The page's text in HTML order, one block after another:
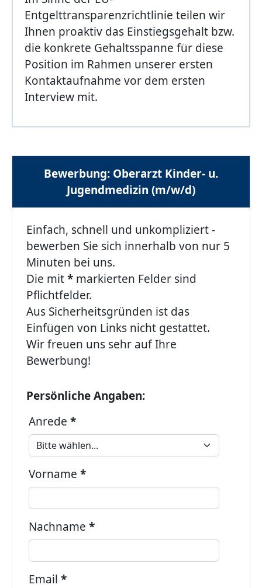
Entgelttransparenzrichtlinie teilen wir
Ihnen proaktiv das Einstiegsgehalt bzw.
die konkrete Gehaltsspanne für diese
Position im Rahmen unserer ersten
Kontaktaufnahme vor dem ersten
Interview mit.
Bewerbung: Oberarzt Kinder- u.
Jugendmedizin (m/w/d)
Einfach, schnell und unkompliziert -
bewerben Sie sich innerhalb von nur 5
Minuten bei uns.
Die mit* markierten Felder sind
Pflichtfelder.
Aus Sicherheitsgründen ist das
Einfügen von Links nicht gestattet.
Wir freuen uns sehr auf Ihre
Bewerbung!
Persönliche Angaben:
Anrede *
Vorname *
Nachname *
Email *